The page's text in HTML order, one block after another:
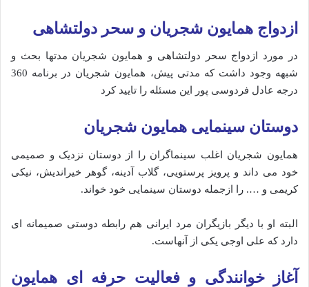
ازدواج همایون شجریان و سحر دولتشاهی
در مورد ازدواج سحر دولتشاهی و همایون شجریان مدتها بحث و
شبهه وجود داشت که مدتی پیش، همایون شجریان در برنامه 360
درجه عادل فردوسی پور این مسئله را تایید کرد
دوستان سینمایی همایون شجریان
همایون شجریان اغلب سینماگران را از دوستان نزدیک و صمیمی
خود می داند و پرویز پرستویی، گلاب آدینه، گوهر خیراندیش، نیکی
کریمی و …. را ازجمله دوستان سینمایی خود خواند.
البته او با دیگر بازیگران مرد ایرانی هم رابطه دوستی صمیمانه ای
دارد که علی اوجی یکی از آنهاست.
آغاز خوانندگی و فعالیت حرفه ای همایون